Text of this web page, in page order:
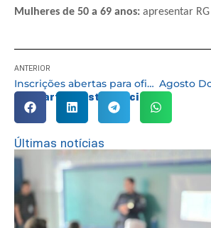
Mulheres de 50 a 69 anos: apresentar
ANTERIOR
Inscrições abertas para oficina on-line “Animação e criação de personagens”
Compartilhe esta notícia:
Últimas notícias